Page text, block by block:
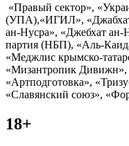
«Правый сектор»,
(УПА),«ИГИЛ»,
ан-Нусра», «Джебхат ан-
партия (НБП), «Аль-
«Меджлис крымско-
«Мизантропик Дивижн»,
«Артподготовка»,
«Славянский союз»,
18+